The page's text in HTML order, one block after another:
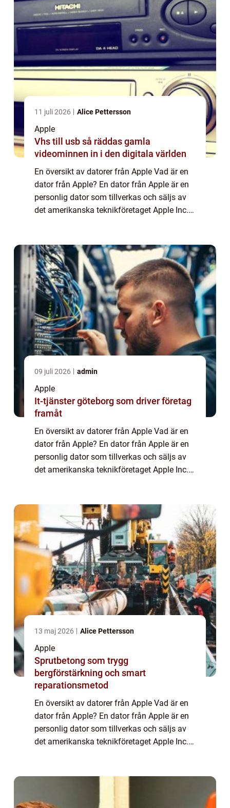
11 juli 2026 Alice Pettersson
Apple
Vhs till usb så räddas gamla
videominnen in i den digitala världen
En översikt av datorer från Apple Vad är en
dator från Apple? En dator från Apple är en
personlig dator som tillverkas och säljs av
det amerikanska teknikföretaget Apple Inc.
09 juli 2026 admin
Apple
It-tjänster göteborg som driver företag
framåt
En översikt av datorer från Apple Vad är en
dator från Apple? En dator från Apple är en
personlig dator som tillverkas och säljs av
det amerikanska teknikföretaget Apple Inc.
13 maj 2026 Alice Pettersson
Apple
Sprutbetong som trygg
bergförstärkning och smart
reparationsmetod
En översikt av datorer från Apple Vad är en
dator från Apple? En dator från Apple är en
personlig dator som tillverkas och säljs av
det amerikanska teknikföretaget Apple Inc.